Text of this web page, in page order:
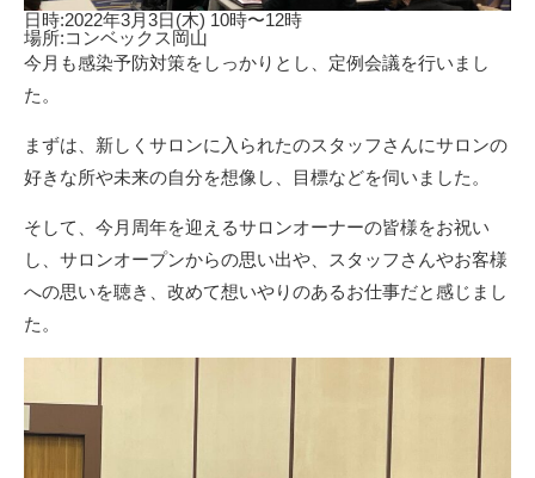
日時:2022年3月3日(木) 10時〜12時
場所:コンベックス岡山
今月も感染予防対策をしっかりとし、定例会議を行いまし
た。
まずは、新しくサロンに入られたのスタッフさんにサロンの
好きな所や未来の自分を想像し、目標などを伺いました。
そして、今月周年を迎えるサロンオーナーの皆様をお祝い
し、サロンオープンからの思い出や、スタッフさんやお客様
への思いを聴き、改めて想いやりのあるお仕事だと感じまし
た。